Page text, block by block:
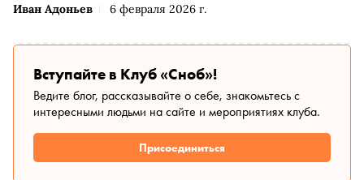
Иван Адоньев 6 февраля 2026 г.
Вступайте в Клуб «Сноб»!
Ведите блог, рассказывайте о себе, знакомьтесь с
интересными людьми на сайте и мероприятиях клуба.
Присоединиться